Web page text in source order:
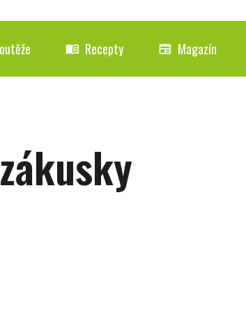
menu_book Recepty newspaper Magazín